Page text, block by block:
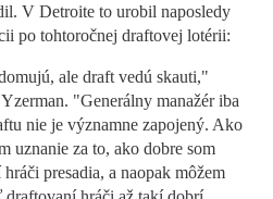
V Detroite to urobil naposledy
po tohtoročnej draftovej lotérii:
ale draft vedú skauti,"
"Generálny manažér iba
nie je významne zapojený. Ako
uznanie za to, ako dobre som
presadia, a naopak môžem